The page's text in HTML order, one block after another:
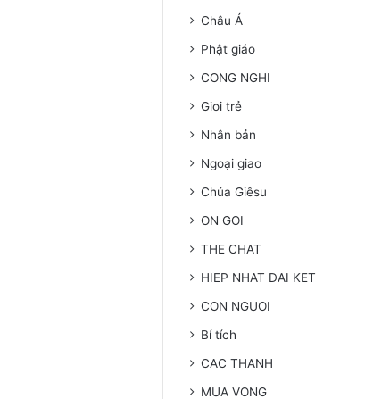
Châu Á
Phật giáo
CONG NGHI
Gioi trẻ
Nhân bản
Ngoại giao
Chúa Giêsu
ON GOI
THE CHAT
HIEP NHAT DAI KET
CON NGUOI
Bí tích
CAC THANH
MUA VONG